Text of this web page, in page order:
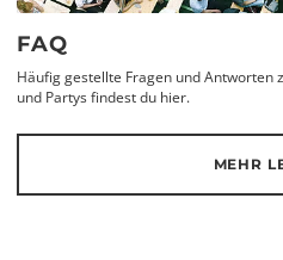
FAQ
Häufig gestellte Fragen und Antworten
und Partys findest du hier.
MEHR